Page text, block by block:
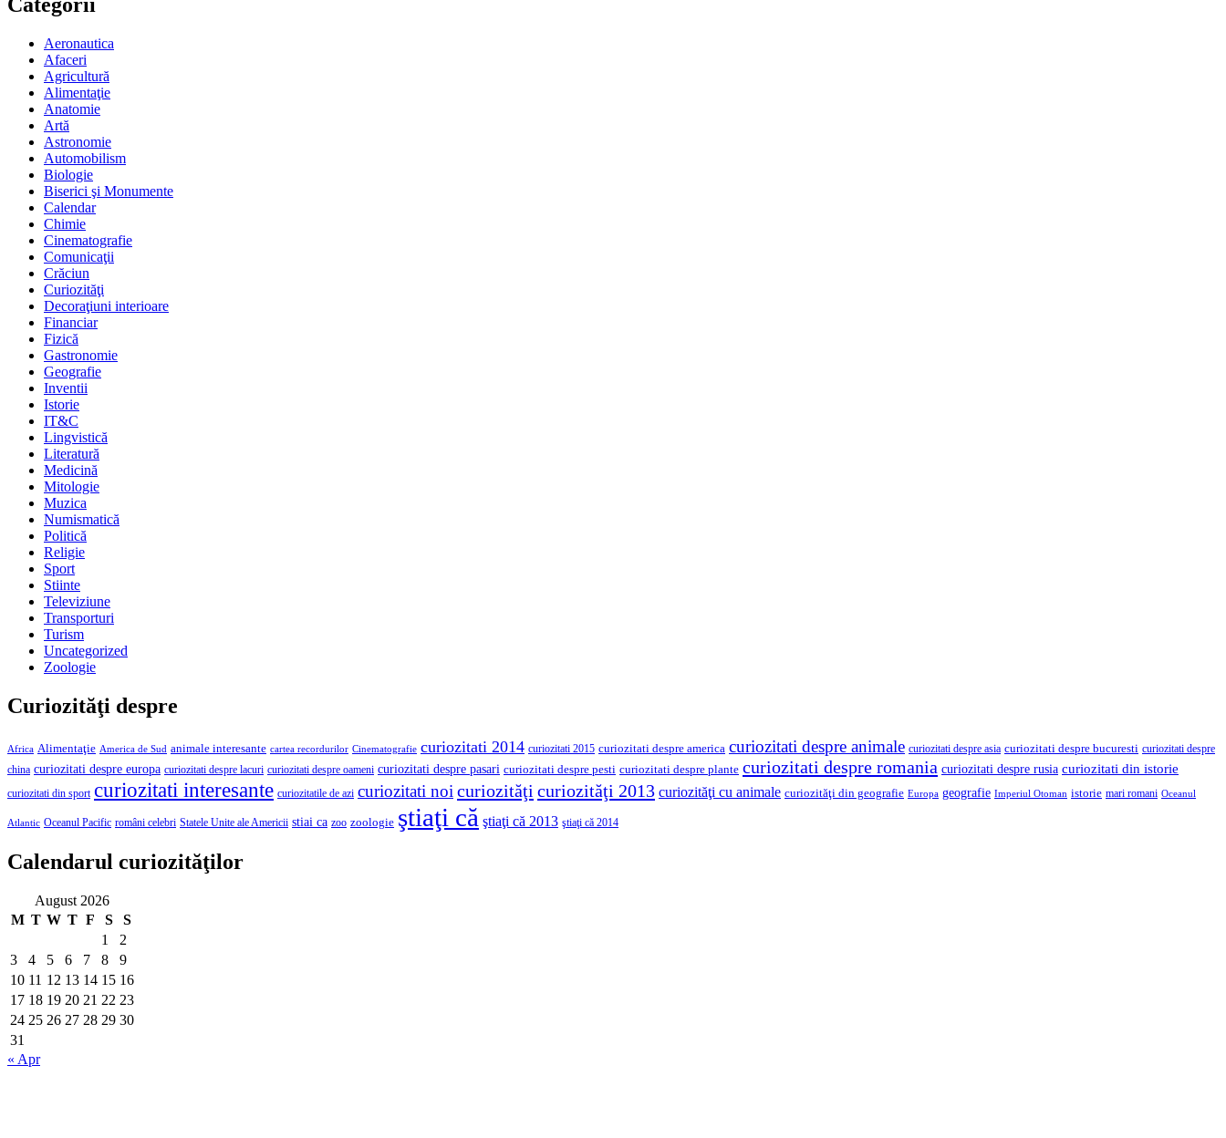
Aeronautica
Afaceri
Agricultură
Alimentaţie
Anatomie
Artă
Astronomie
Automobilism
Biologie
Biserici şi Monumente
Calendar
Chimie
Cinematografie
Comunicaţii
Crăciun
Curiozităţi
Decoraţiuni interioare
Financiar
Fizică
Gastronomie
Geografie
Inventii
Istorie
IT&C
Lingvistică
Literatură
Medicină
Mitologie
Muzica
Numismatică
Politică
Religie
Sport
Stiinte
Televiziune
Transporturi
Turism
Uncategorized
Zoologie
Curiozităţi despre
Africa Alimentaţie America de Sud animale interesante cartea recordurilor Cinematografie curiozitati 2014 curiozitati 2015 curiozitati despre america curiozitati despre animale curiozitati despre asia curiozitati despre bucuresti curiozitati despre
china curiozitati despre europa curiozitati despre lacuri curiozitati despre oameni curiozitati despre pasari curiozitati despre pesti curiozitati despre plante curiozitati despre romania curiozitati despre rusia curiozitati din istorie
curiozitati din sport curiozitati interesante curiozitatile de azi curiozitati noi curiozităţi curiozităţi 2013 curiozităţi cu animale curiozităţi din geografie Europa geografie Imperiul Otoman istorie mari romani Oceanul
Atlantic Oceanul Pacific români celebri Statele Unite ale Americii stiai ca zoo zoologie ştiaţi că ştiaţi că 2013 ştiaţi că 2014
Calendarul curiozităţilor
August 2026
M T W T F S
S
1
2
3
4 5 6 7 8
9
10 11 12 13 14 15 16
17 18 19 20 21 22 23
24 25 26 27 28 29 30
31
« Apr